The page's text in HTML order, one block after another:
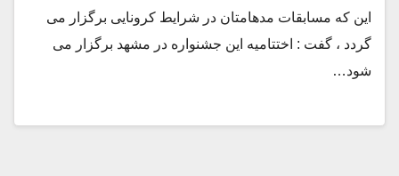
این که مسابقات مدهامتان در شرایط کرونایی برگزار می
گردد ، گفت : اختتامیه این جشنواره در مشهد برگزار می
شود…